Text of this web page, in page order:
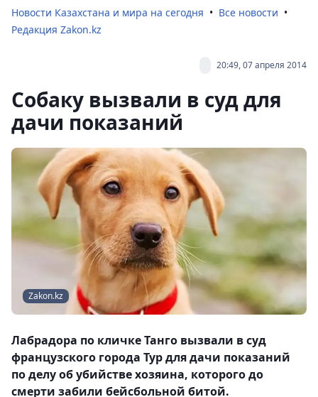
Новости Казахстана и мира на сегодня
Все новости
Редакция Zakon.kz
20:49, 07 апреля 2014
Собаку вызвали в суд для
дачи показаний
Zakon.kz
Лабрадора по кличке Танго вызвали в суд
французского города Тур для дачи показаний
по делу об убийстве хозяина, которого до
смерти забили бейсбольной битой.